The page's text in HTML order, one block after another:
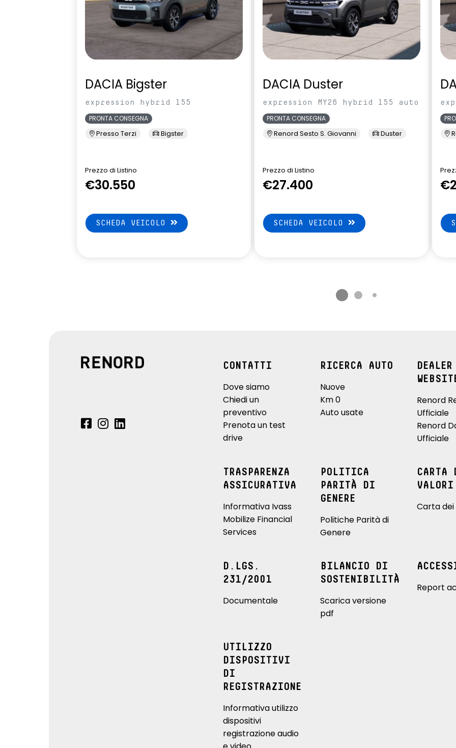
DACIA Bigster
expression hybrid 155
PRONTA CONSEGNA
Presso Terzi Bigster
Prezzo di Listino
€30.550
SCHEDA VEICOLO
DACIA Duster
expression MY26 hybrid 155 auto
PRONTA CONSEGNA
Renord Sesto S. Giovanni Duster
Prezzo di Listino
€27.400
SCHEDA VEICOLO
CONTATTI
Dove siamo
Chiedi un
preventivo
Prenota un test
drive
RICERCA AUTO
Nuove
Km 0
Auto usate
DEALER
Renord
Ufficiale
Renord
Ufficiale
TRASPARENZA
ASSICURATIVA
Informativa Ivass
Mobilize Financial
Services
POLITICA
PARITÀ DI
GENERE
Politiche Parità di
Genere
CARTA
VALORI
Carta dei
D.LGS.
231/2001
Documentale
BILANCIO DI
SOSTENIBILITÀ
Scarica versione
pdf
Report
UTILIZZO
DISPOSITIVI
DI
REGISTRAZIONE
Informativa utilizzo
dispositivi
registrazione audio